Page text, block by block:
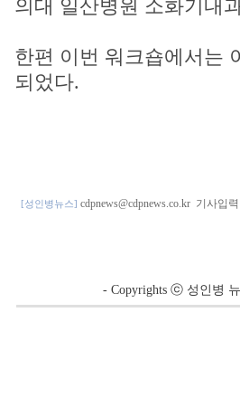
의대 일산병원 소화기내
한편 이번 워크숍에서는
되었다.
[성인병뉴스] cdpnews@cdpnews.co.kr기사입력
- Copyrights ⓒ 성인병